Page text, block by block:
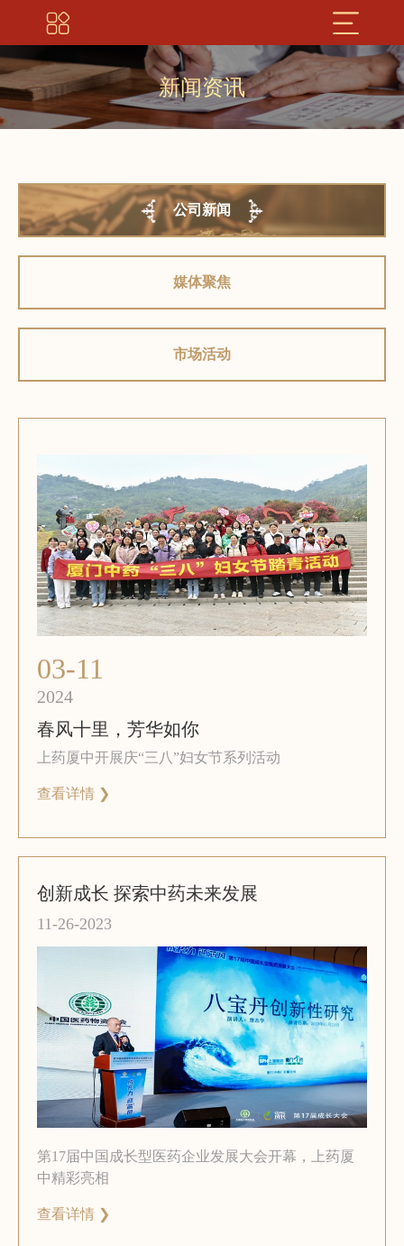
新闻资讯
公司新闻
媒体聚焦
市场活动
03-11
2024
春风十里，芳华如你
上药厦中开展庆“三八”妇女节系列活动
查看详情 ❯
创新成长 探索中药未来发展
11-26-2023
第17届中国成长型医药企业发展大会开幕，上药厦
中精彩亮相
查看详情 ❯